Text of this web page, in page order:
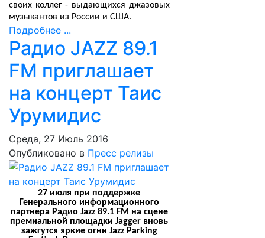
своих коллег - выдающихся джазовых
музыкантов из России и США.
Подробнее ...
Радио JAZZ 89.1
FM приглашает
на концерт Таис
Урумидис
Среда, 27 Июль 2016
Опубликовано в Пресс релизы
27 июля при поддержке
Генерального информационного
партнера Радио Jazz 89.1 FM на сцене
премиальной площадки Jagger вновь
зажгутся яркие огни Jazz Parking